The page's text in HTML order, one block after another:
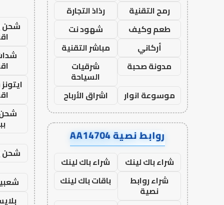
رمح التقنية
رذاذ التجارة
طعم وكيف
شهود نت
أركاني
مباشر التقنية
مدونة صحبة
شرقيات
السياحة
موسوعة انوار
اشراق الأرباح
روابط نصية AA14704
شراء باك لينك
شراء باك لينك
شراء روابط
نصية
باقات باك لينك
شحن
شحن